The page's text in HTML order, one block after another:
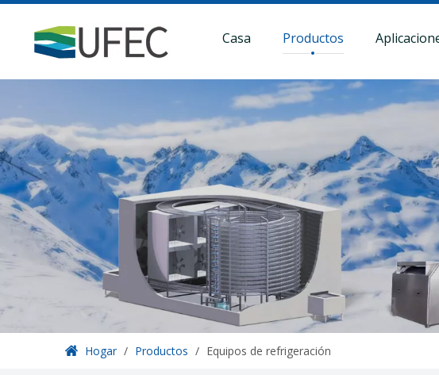
Casa Productos
Hogar / Productos / Equipos de refrigeración